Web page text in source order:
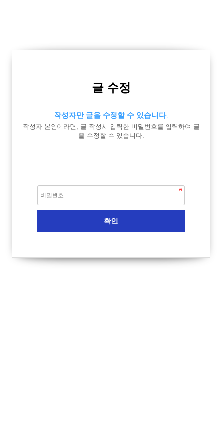
글 수정
작성자만 글을 수정할 수 있습니다.
작성자 본인이라면, 글 작성시 입력한 비밀번호를 입력하여 글
을 수정할 수 있습니다.